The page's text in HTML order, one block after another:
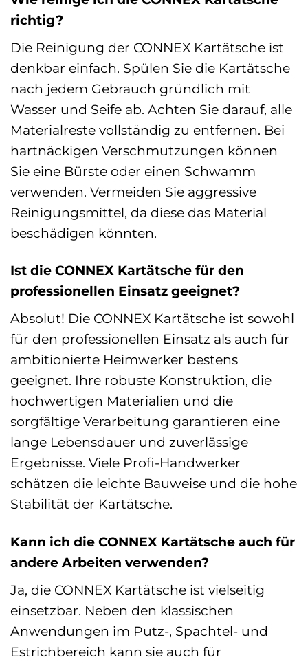
richtig?
Die Reinigung der CONNEX Kartätsche ist
denkbar einfach. Spülen Sie die Kartätsche
nach jedem Gebrauch gründlich mit
Wasser und Seife ab. Achten Sie darauf, alle
Materialreste vollständig zu entfernen. Bei
hartnäckigen Verschmutzungen können
Sie eine Bürste oder einen Schwamm
verwenden. Vermeiden Sie aggressive
Reinigungsmittel, da diese das Material
beschädigen könnten.
Ist die CONNEX Kartätsche für den
professionellen Einsatz geeignet?
Absolut! Die CONNEX Kartätsche ist sowohl
für den professionellen Einsatz als auch für
ambitionierte Heimwerker bestens
geeignet. Ihre robuste Konstruktion, die
hochwertigen Materialien und die
sorgfältige Verarbeitung garantieren eine
lange Lebensdauer und zuverlässige
Ergebnisse. Viele Profi-Handwerker
schätzen die leichte Bauweise und die hohe
Stabilität der Kartätsche.
Kann ich die CONNEX Kartätsche auch für
andere Arbeiten verwenden?
Ja, die CONNEX Kartätsche ist vielseitig
einsetzbar. Neben den klassischen
Anwendungen im Putz-, Spachtel- und
Estrichbereich kann sie auch für